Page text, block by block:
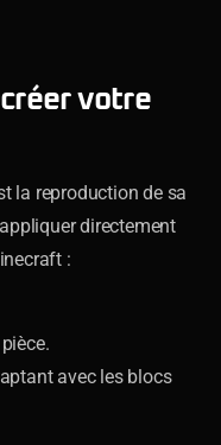
votre
la reproduction de sa
directement
:
avec les blocs